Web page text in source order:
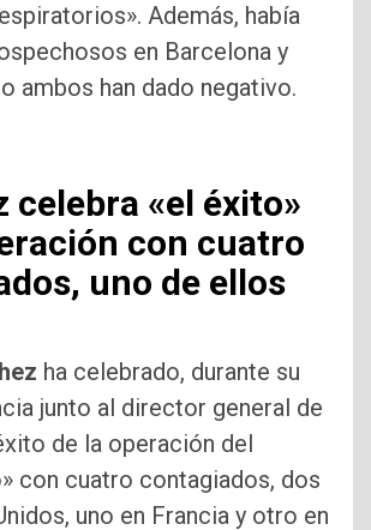
Además, había
en Barcelona y
ambos han dado negativo.
celebra «el éxito»
con cuatro
uno de ellos
ha celebrado, durante su
junto al director general de
de la operación del
con cuatro contagiados, dos
uno en Francia y otro en